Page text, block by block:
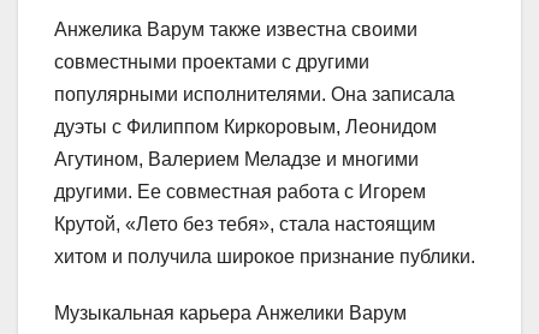
Анжелика Варум также известна своими
совместными проектами с другими
популярными исполнителями. Она записала
дуэты с Филиппом Киркоровым, Леонидом
Агутином, Валерием Меладзе и многими
другими. Ее совместная работа с Игорем
Крутой, «Лето без тебя», стала настоящим
хитом и получила широкое признание публики.
Музыкальная карьера Анжелики Варум